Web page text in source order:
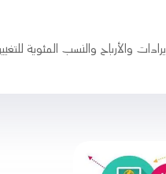
والأرباح والنسب المئوية